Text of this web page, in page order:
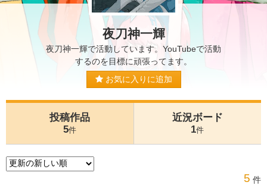
夜刀神一輝
夜刀神一輝で活動しています。YouTubeで活動
するのを目標に頑張ってます。
お気に入りに追加
投稿作品
5件
近況ボード
1件
5 件